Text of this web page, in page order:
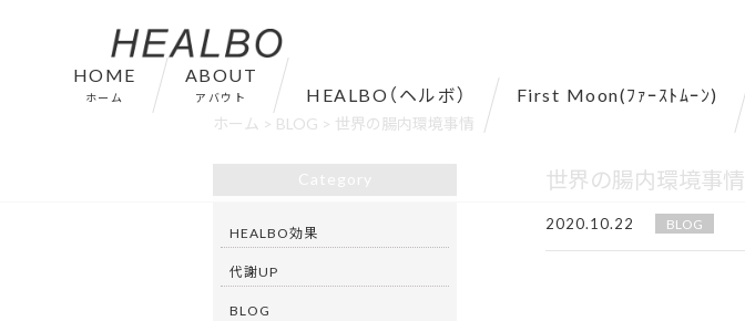
HOME
ホーム
ABOUT
アバウト HEALBO（ヘルボ） First Moon(ﾌｧｰｽﾄﾑｰﾝ)
ホーム > BLOG > 世界の腸内環境事情
世界の腸内環境事情
2020.10.22 BLOG
HEALBO効果
代謝UP
BLOG